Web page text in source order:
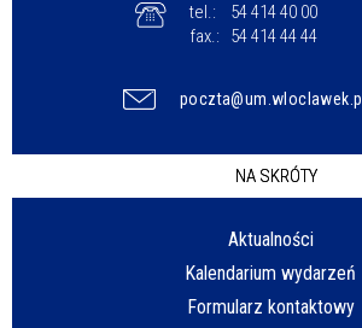
tel.:
54 414 40 00
fax.:
54 414 44 44
poczta@um.wloclawek.pl
NA SKRÓTY
Aktualności
Kalendarium wydarzeń
Formularz kontaktowy